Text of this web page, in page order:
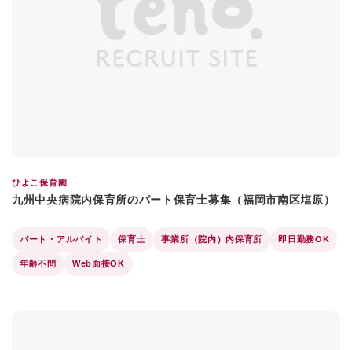
ひよこ保育園
九州中央病院内保育所のパート保育士募集（福岡市南区塩原）
パート・アルバイト 保育士 事業所（院内）内保育所 即日勤務OK
年齢不問 Web面接OK